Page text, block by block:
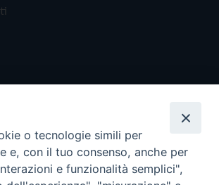
o tecnologie simili per
e, con il tuo consenso, anche per
e funzionalità semplici",